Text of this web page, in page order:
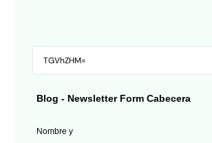
Blog - Newsletter Form Cabecera
Nombre y